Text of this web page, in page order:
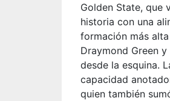
Golden State, que
historia con una
formación más
Draymond Green
desde la esquina.
capacidad
quien también